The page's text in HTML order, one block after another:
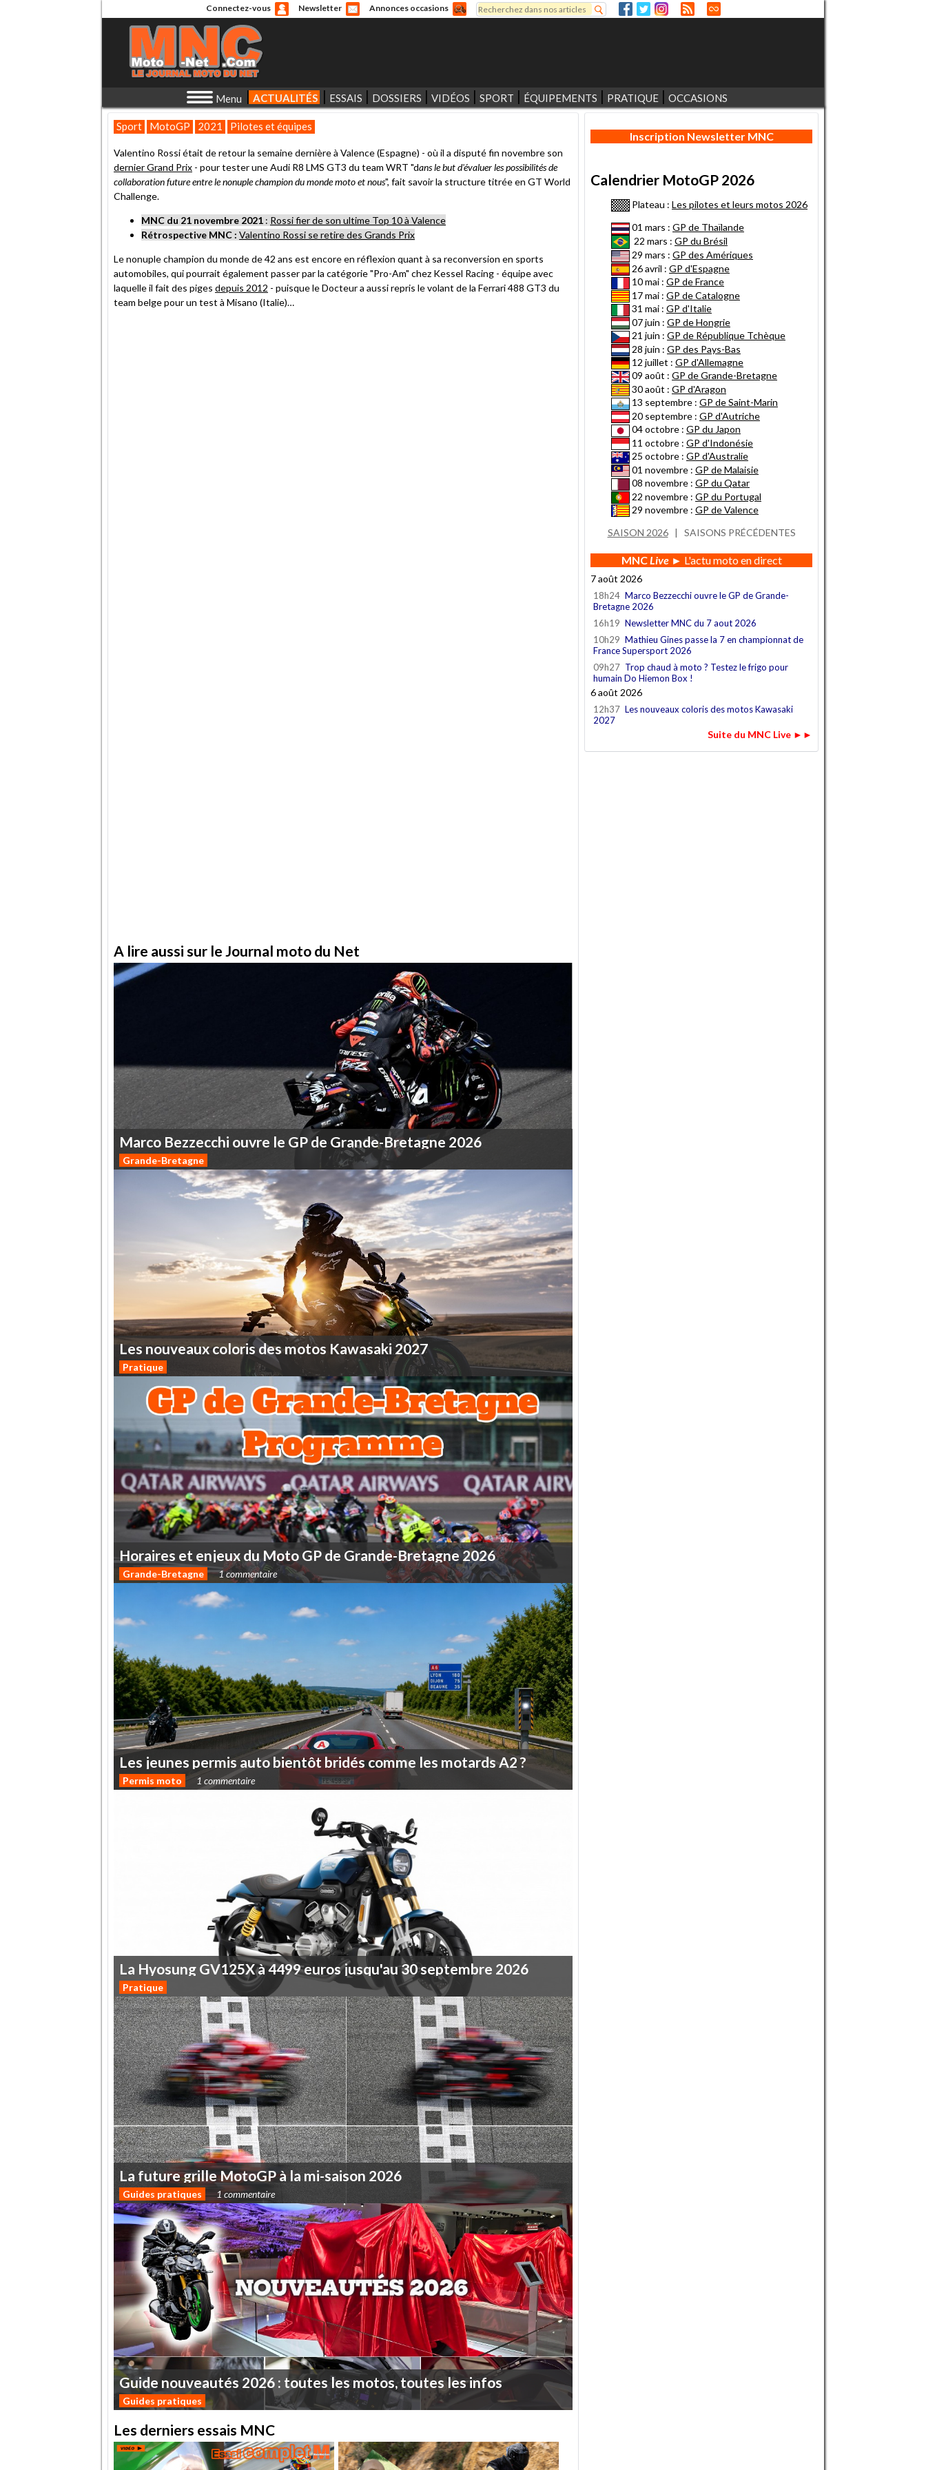
Connectez-vous Newsletter Annonces occasions
Formulaire de recherche
Rechercher
Menu ACTUALITÉS ESSAIS DOSSIERS VIDÉOS SPORT ÉQUIPEMENTS PRATIQUE OCCASIONS
Sport MotoGP 2021 Pilotes et équipes
Valentino Rossi était de retour la semaine dernière à Valence (Espagne) - où il a disputé fin novembre son
dernier Grand Prix - pour tester une Audi R8 LMS GT3 du team WRT "dans le but d'évaluer les possibilités de
collaboration future entre le nonuple champion du monde moto et nous", fait savoir la structure titrée en GT World
Challenge.
MNC du 21 novembre 2021 : Rossi fier de son ultime Top 10 à Valence
Rétrospective MNC : Valentino Rossi se retire des Grands Prix
Le nonuple champion du monde de 42 ans est encore en réflexion quant à sa reconversion en sports
automobiles, qui pourrait également passer par la catégorie "Pro-Am" chez Kessel Racing - équipe avec
laquelle il fait des piges depuis 2012 - puisque le Docteur a aussi repris le volant de la Ferrari 488 GT3 du
team belge pour un test à Misano (Italie)…
A lire aussi sur le Journal moto du Net
Marco Bezzecchi ouvre le GP de Grande-Bretagne 2026
Grande-Bretagne
Lesnouveauxcoloris desmotos Kawasaki 2027
Pratique
Horaires et enjeux du Moto GP de Grande-Bretagne 2026
Grande-Bretagne 1 commentaire
Les jeunes permis auto bientôt bridéscomme les motardsA2?
Permis moto 1 commentaire
La Hyosung GV125Xà4499eurosjusqu'au 30septembre 2026
Pratique
La futuregrilleMotoGP à la mi-saison 2026
Guides pratiques 1 commentaire
Guide nouveautés 2026 : toutes lesmotos,toutesles infos
Guides pratiques
Les derniers essais MNC
Inscription Newsletter MNC
Calendrier MotoGP 2026
Plateau : Les pilotes et leurs motos 2026
01 mars : GP de Thaïlande
22 mars : GP du Brésil
29 mars : GP des Amériques
26 avril : GP d'Espagne
10 mai : GP de France
17 mai : GP de Catalogne
31 mai : GP d'Italie
07 juin : GP de Hongrie
21 juin : GP de République Tchèque
28 juin : GP des Pays-Bas
12 juillet : GP d'Allemagne
09 août : GP de Grande-Bretagne
30 août : GP d'Aragon
13 septembre : GP de Saint-Marin
20 septembre : GP d'Autriche
04 octobre : GP du Japon
11 octobre : GP d'Indonésie
25 octobre : GP d'Australie
01 novembre : GP de Malaisie
08 novembre : GP du Qatar
22 novembre : GP du Portugal
29 novembre : GP de Valence
SAISON 2026| SAISONS PRÉCÉDENTES
MNCLive► L'actu moto en direct
7 août 2026
18h24 Marco Bezzecchi ouvre le GP de Grande-
Bretagne 2026
16h19 Newsletter MNC du 7 aout 2026
10h29 Mathieu Gines passe la 7 en championnat de
France Supersport 2026
09h27 Trop chaud à moto ? Testez le frigo pour
humain Do Hiemon Box !
6 août 2026
12h37 Les nouveaux coloris des motos Kawasaki
2027
Suite du MNC Live ►►